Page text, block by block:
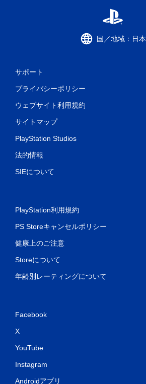
国／地域：日本
サポート
プライバシーポリシー
ウェブサイト利用規約
サイトマップ
PlayStation Studios
法的情報
SIEについて
PlayStation利用規約
PS Storeキャンセルポリシー
健康上のご注意
Storeについて
年齢別レーティングについて
Facebook
X
YouTube
Instagram
Androidアプリ